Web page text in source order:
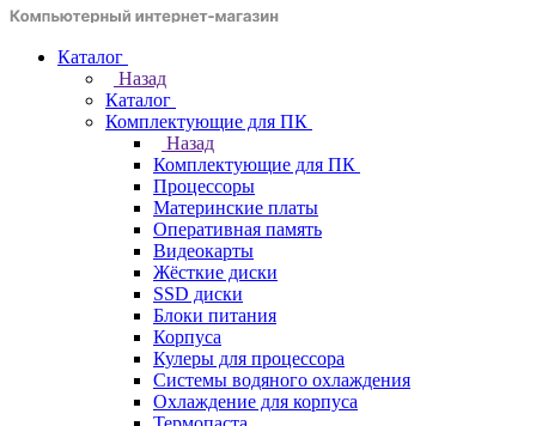
Каталог
Назад
Каталог
Комплектующие для ПК
Назад
Комплектующие для ПК
Процессоры
Материнские платы
Оперативная память
Видеокарты
Жёсткие диски
SSD диски
Блоки питания
Корпуса
Кулеры для процессора
Системы водяного охлаждения
Охлаждение для корпуса